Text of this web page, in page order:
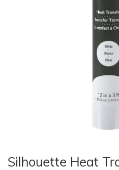
Silhouette Heat